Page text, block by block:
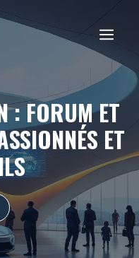
: FORUM ET
ET